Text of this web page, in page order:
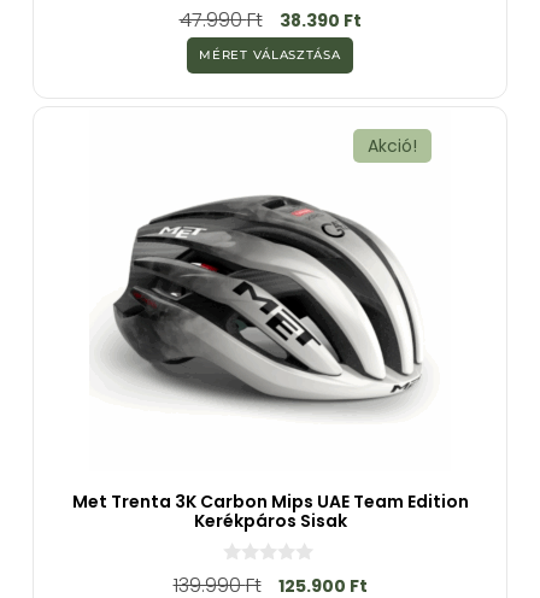
0
a
5
-
b
ő
47.990Ft 38.390 Ft
MÉRET VÁLASZTÁSA
Akció!
Met Trenta 3K Carbon Mips UAE Team Edition
Kerékpáros Sisak
0
a
139.990Ft 125.900 Ft